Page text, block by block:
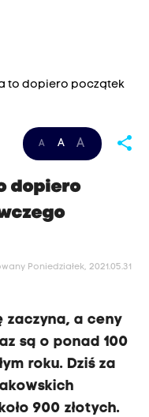
to dopiero początek
A A A share
dopiero
Poniedziałek, 2021.05.31
zaczyna, a ceny
są o ponad 100
roku. Dziś za
900 złotych.